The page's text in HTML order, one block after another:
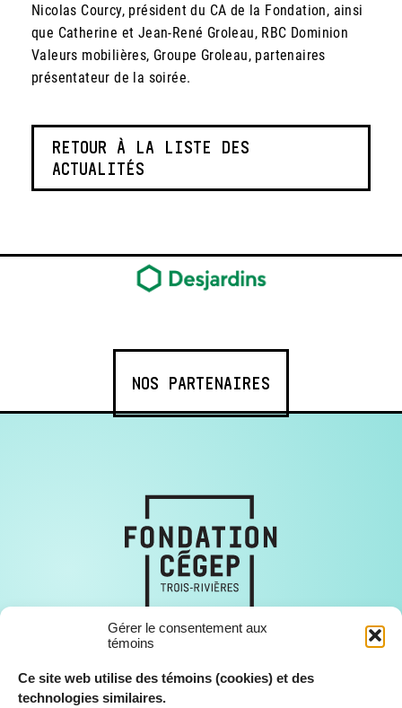
Gérer le consentement aux
témoins
Ce site web utilise des témoins (cookies) et des
technologies similaires.
Nicolas Courcy, président du CA de la Fondation, ainsi
que Catherine et Jean-René Groleau, RBC Dominion
Valeurs mobilières, Groupe Groleau, partenaires
présentateur de la soirée.
RETOUR À LA LISTE DES
ACTUALITÉS
NOS PARTENAIRES